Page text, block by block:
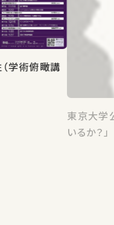
学術俯瞰講
東京大学
いるか？」